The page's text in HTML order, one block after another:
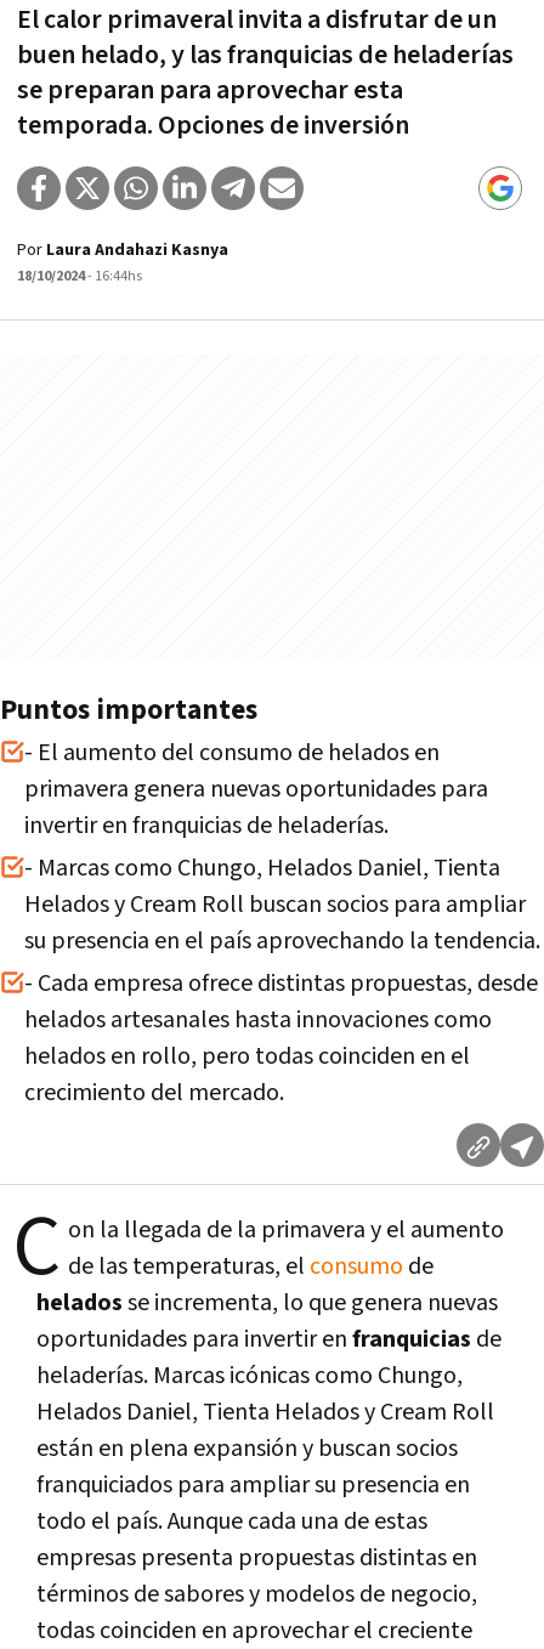
El calor primaveral invita a disfrutar de un
buen helado, y las franquicias de heladerías
se preparan para aprovechar esta
temporada. Opciones de inversión
Por Laura Andahazi Kasnya
18/10/2024- 16:44hs
Puntos importantes
- El aumento del consumo de helados en
primavera genera nuevas oportunidades para
invertir en franquicias de heladerías.
- Marcas como Chungo, Helados Daniel, Tienta
Helados y Cream Roll buscan socios para ampliar
su presencia en el país aprovechando la tendencia.
- Cada empresa ofrece distintas propuestas, desde
helados artesanales hasta innovaciones como
helados en rollo, pero todas coinciden en el
crecimiento del mercado.
C on la llegada de la primavera y el aumento
de las temperaturas, el consumo de
heladosse incrementa, lo que genera nuevas
oportunidades para invertir enfranquicias de
heladerías. Marcas icónicas como Chungo,
Helados Daniel, Tienta Helados y Cream Roll
están en plena expansión y buscan socios
franquiciados para ampliar su presencia en
todo el país. Aunque cada una de estas
empresas presenta propuestas distintas en
términos de sabores y modelos de negocio,
todas coinciden en aprovechar el creciente